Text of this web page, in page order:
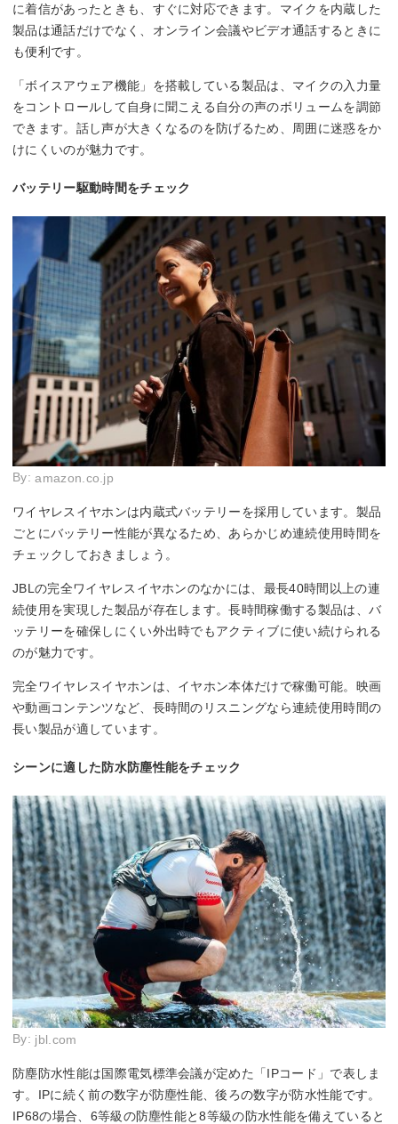
に着信があったときも、すぐに対応できます。マイクを内蔵した
製品は通話だけでなく、オンライン会議やビデオ通話するときに
も便利です。
「ボイスアウェア機能」を搭載している製品は、マイクの入力量
をコントロールして自身に聞こえる自分の声のボリュームを調節
できます。話し声が大きくなるのを防げるため、周囲に迷惑をか
けにくいのが魅力です。
バッテリー駆動時間をチェック
By:amazon.co.jp
ワイヤレスイヤホンは内蔵式バッテリーを採用しています。製品
ごとにバッテリー性能が異なるため、あらかじめ連続使用時間を
チェックしておきましょう。
JBLの完全ワイヤレスイヤホンのなかには、最長40時間以上の連
続使用を実現した製品が存在します。長時間稼働する製品は、バ
ッテリーを確保しにくい外出時でもアクティブに使い続けられる
のが魅力です。
完全ワイヤレスイヤホンは、イヤホン本体だけで稼働可能。映画
や動画コンテンツなど、長時間のリスニングなら連続使用時間の
長い製品が適しています。
シーンに適した防水防塵性能をチェック
By: jbl.com
防塵防水性能は国際電気標準会議が定めた「IPコード」で表しま
す。IPに続く前の数字が防塵性能、後ろの数字が防水性能です。
IP68の場合、6等級の防塵性能と8等級の防水性能を備えていると